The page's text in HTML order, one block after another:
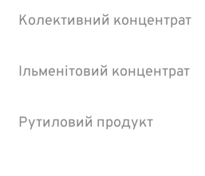
Колективний концентрат
Ільменітовий концентрат
Рутиловий продукт